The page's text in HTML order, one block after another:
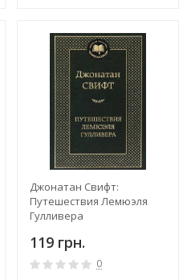
Джонатан Свифт:
Путешествия Лемюэля
Гулливера
119 грн.
0